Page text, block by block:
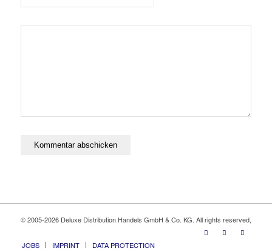
© 2005-2026 Deluxe Distribution Handels GmbH & Co. KG. All rights reserved,
JOBS IMPRINT DATA PROTECTION